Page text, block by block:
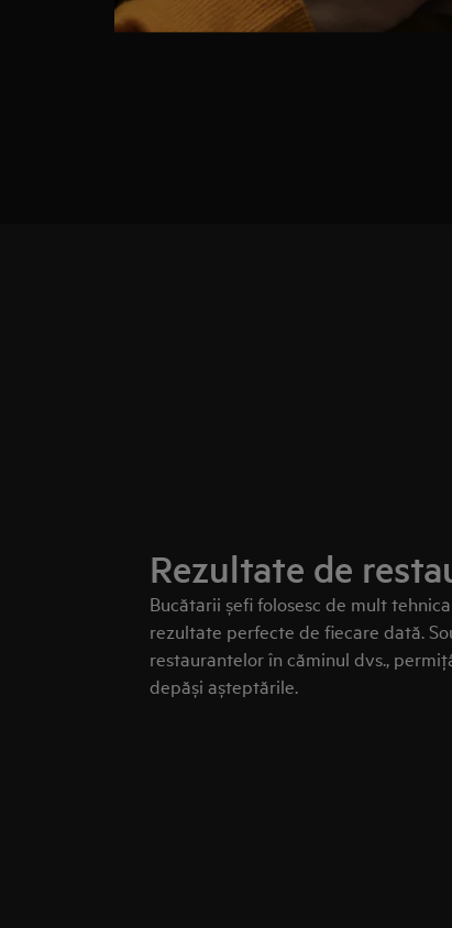
Rezultate de
Bucătarii șefi folosesc de mult
rezultate perfecte de fiecare dată.
restaurantelor în căminul dvs.,
depăși așteptările.